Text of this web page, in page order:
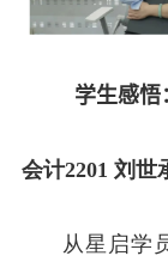
学生感悟
会计2201 刘世
从星启学